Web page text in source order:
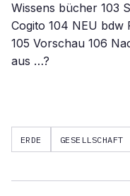
Wissens bücher 103
Cogito 104 NEU
105 Vorschau 106
aus …?
ERDE GESELLSCHAFT